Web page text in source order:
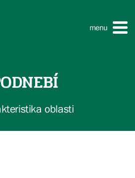
menu
oblasti